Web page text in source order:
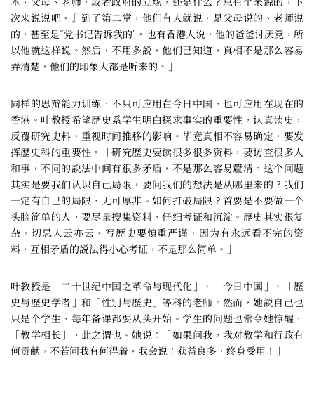
次来说说吧。』到了第二堂，他们有人就说，是父母说的、老师说
的，甚至是“党书记告诉我的”。也有香港人说，他的爸爸讨厌党，所
以他就这样说。然后，不用多説，他们已知道，真相不是那么容易
弄清楚，他们的印象大都是听来的。」
同样的思辩能力训练，不只可应用在今日中国，也可应用在现在的
香港。叶教授希望歷史系学生明白探求事实的重要性，认真读史，
反覆研究史料，重视时间推移的影响。毕竟真相不容易确定，要发
挥歷史科的重要性。「研究歷史要读很多很多资料，要访查很多人
和事，不同的説法中间有很多矛盾，不是那么容易釐清。这个问题
其实是要我们认识自己局限，要问我们的想法是从哪里来的？我们
一定有自己的局限，无可厚非。如何打破局限？首要是不要做一个
头脑简单的人，要尽量搜集资料，仔细考证和沉淀。歷史其实很复
杂，切忌人云亦云。写歷史要慎重严谨，因为有永远看不完的资
料，互相矛盾的説法得小心考证，不是那么简单。」
叶教授是「二十世纪中国之革命与现代化」、「今日中国」、「歷
史与歷史学者」和「性别与歷史」等科的老师。然而，她説自己也
只是个学生，每年备课都要从头开始。学生的问题也常令她惊醒，
「教学相长」，此之谓也。她说：「如果问我，我对教学和行政有
何贡献，不若问我有何得着。我会说：获益良多，终身受用！」